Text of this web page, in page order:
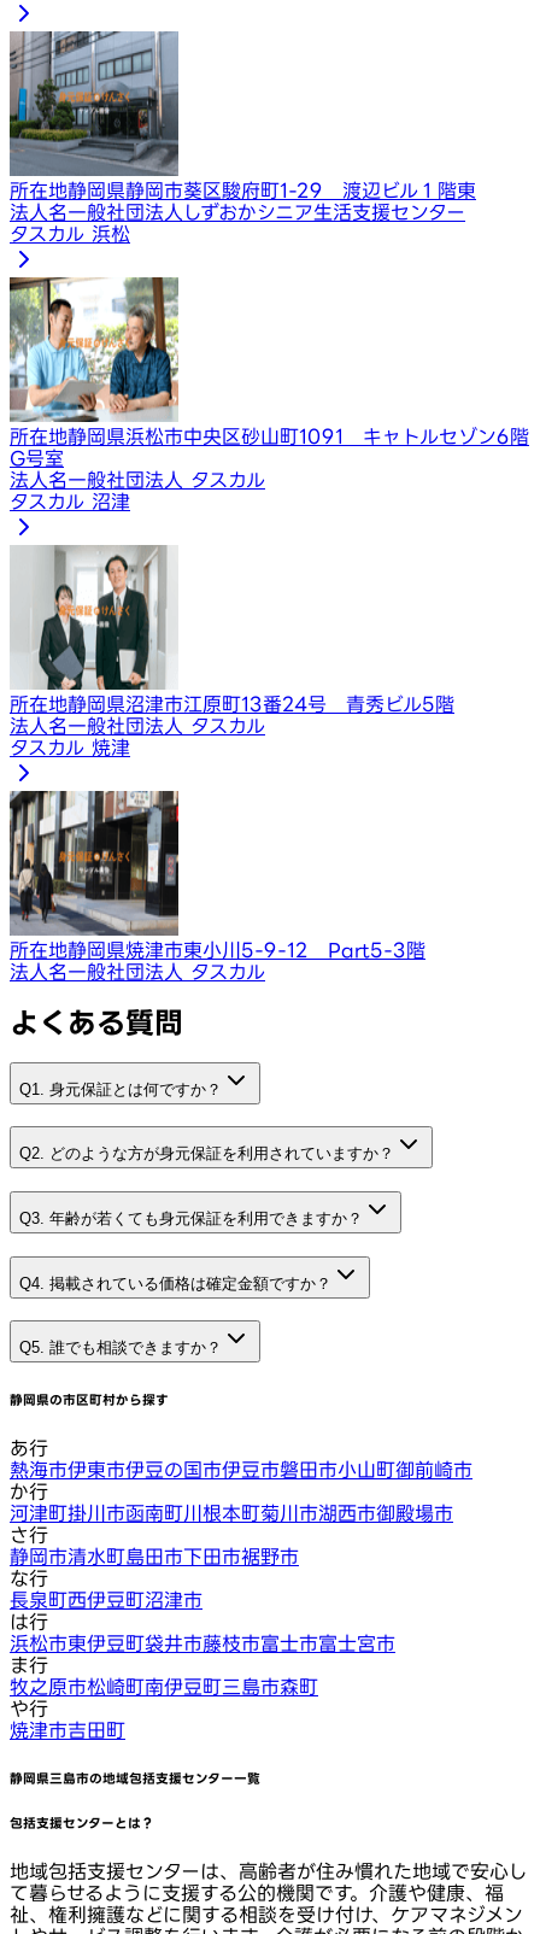
所在地静岡県静岡市葵区駿府町1-29​ 渡辺ビル１階東
法人名一般社団法人しずおかシニア生活支援センター
タスカル 浜松
所在地静岡県浜松市中央区砂山町1091 キャトルセゾン6階
G号室
法人名一般社団法人 タスカル
タスカル 沼津
所在地静岡県沼津市江原町13番24号 青秀ビル5階
法人名一般社団法人 タスカル
タスカル 焼津
所在地静岡県焼津市東小川5-9-12 Part5-3階
法人名一般社団法人 タスカル
よくある質問
Q1. 身元保証とは何ですか？
Q2. どのような方が身元保証を利用されていますか？
Q3. 年齢が若くても身元保証を利用できますか？
Q4. 掲載されている価格は確定金額ですか？
Q5. 誰でも相談できますか？
静岡県の市区町村から探す
あ行
熱海市伊東市伊豆の国市伊豆市磐田市小山町御前崎市
か行
河津町掛川市函南町川根本町菊川市湖西市御殿場市
さ行
静岡市清水町島田市下田市裾野市
な行
長泉町西伊豆町沼津市
は行
浜松市東伊豆町袋井市藤枝市富士市富士宮市
ま行
牧之原市松崎町南伊豆町三島市森町
や行
焼津市吉田町
静岡県三島市の地域包括支援センター一覧
包括支援センターとは？
地域包括支援センターは、高齢者が住み慣れた地域で安心し
て暮らせるように支援する公的機関です。介護や健康、福
祉、権利擁護などに関する相談を受け付け、ケアマネジメン